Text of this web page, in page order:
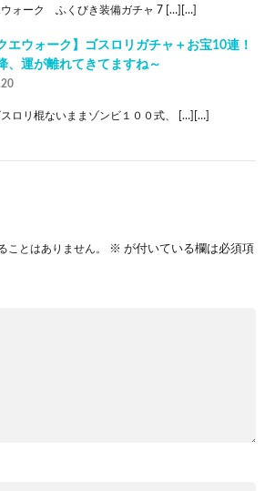
ウォーク ふくびき装備ガチャ 7 […][…]
エウォーク】ゴスロリガチャ＋お宝10連！
、運が離れてきてますね～
ロリ棍ないままゾンビ１００式、 […][…]
ことはありません。 ※ が付いている欄は必須項